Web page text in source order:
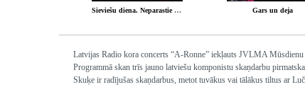
Sieviešu diena. Neparastie instrumenti Gars un deja
Latvijas Radio kora concerts “A-Ronne” iekļauts JVLMA Mūsdienu
Programmā skan trīs jauno latviešu komponistu skaņdarbu
Skuķe ir radījušas skaņdarbus, metot tuvākus vai tālākus tiltus ar